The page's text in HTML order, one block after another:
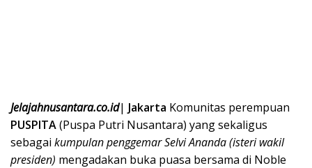
Jelajahnusantara.co.id| Jakarta Komunitas perempuan
PUSPITA(Puspa Putri Nusantara) yang sekaligus
sebagai kumpulan penggemar Selvi Ananda (isteri wakil
presiden) mengadakan buka puasa bersama di Noble